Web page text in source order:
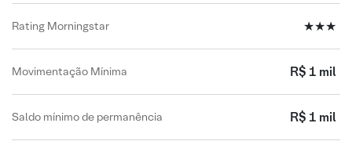
Rating Morningstar ★★★
Movimentação Mínima R$ 1 mil
Saldo mínimo de permanência R$ 1 mil